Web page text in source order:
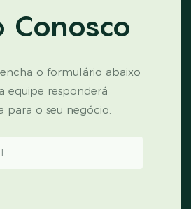
Conosco
o formulário abaixo
equipe responderá
para o seu negócio.